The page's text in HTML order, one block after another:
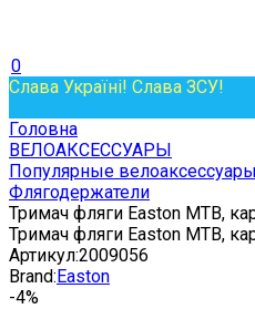
0
Слава Україні! Слава ЗСУ!
Головна
ВЕЛОАКСЕССУАРЫ
Популярные велоаксессуары
Флягодержатели
Тримач фляги Easton MTB,
Тримач фляги Easton MTB,
Артикул:2009056
Brand:Easton
-4%